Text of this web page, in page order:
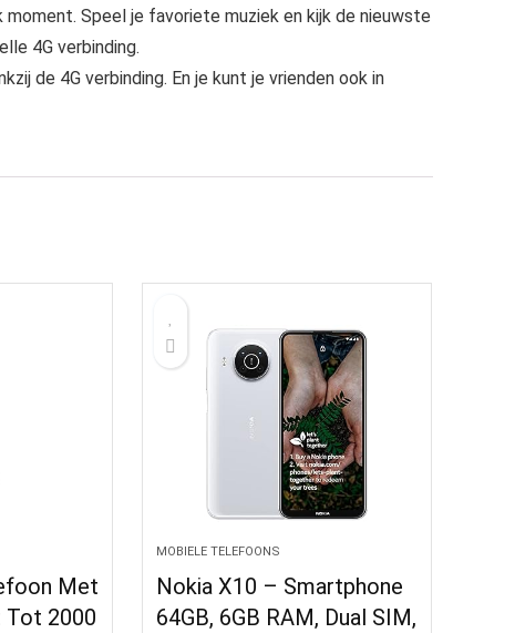
Speel je favoriete muziek en kijk de nieuwste
4G verbinding.
de 4G verbinding. En je kunt je vrienden ook in
Met
Tot 2000
MOBIELE TELEFOONS
Nokia X10 – Smartphone
64GB, 6GB RAM, Dual SIM,